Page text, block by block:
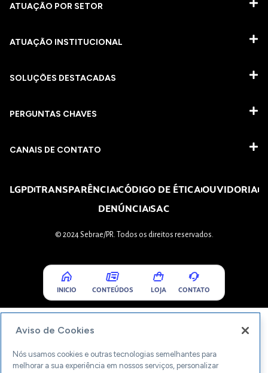
ATUAÇÃO POR SETOR
ATUAÇÃO INSTITUCIONAL
SOLUÇÕES DESTACADAS
PERGUNTAS CHAVES​
CANAIS DE CONTATO
LGPDTRANSPARÊNCIACÓDIGO DE ÉTICAOUVIDORIA
DENÚNCIASAC
© 2024 Sebrae/PR. Todos os direitos reservados.
INICIO CONTEÚDOS LOJA CONTATO
Aviso de Cookies
Nós usamos cookies e outras tecnologias semelhantes para
melhorar a sua experiência em nossos serviços, personalizar